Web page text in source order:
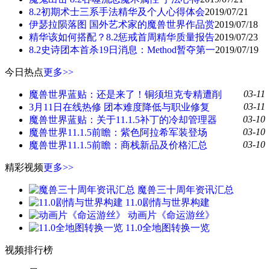
8.2初期术士三系手法精华及个人心得体会2019/07/21
伊瑟拉陨落图 国外艺术家的魔兽世界作品赏2019/07/18
精华该如何搭配？8.2惩戒首周精华质量报告2019/07/23
8.2史诗团本首杀19日消息：Method暂夺第一2019/07/19
今日热点更多>>
魔兽世界蓝贴：还是来了！铜须坦克专精遭削
03-11
3月11日在线热修 团本难度降低与职业修复
03-11
魔兽世界蓝贴：关于11.1.5补丁的冷却管理器
03-10
魔兽世界11.1.5前瞻：紫色阿拉希军装登场
03-10
魔兽世界11.1.5前瞻：商栈新品及价格汇总
03-10
精彩视频更多>>
魔兽三十周年资讯汇总
11.0剧情与世界构建
动画片《命运游丝》
11.0全地图转换一览
视频排行榜